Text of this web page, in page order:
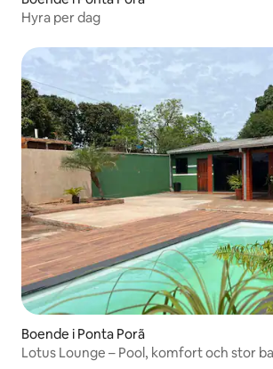
Hyra per dag
Boende i Ponta Porã
Lotus Lounge – Pool, komfort och stor